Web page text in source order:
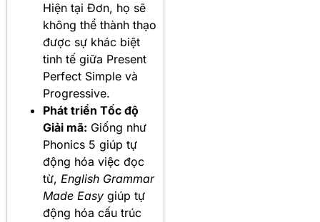
Hiện tại Đơn, họ sẽ
không thể thành thạo
được sự khác biệt
tinh tế giữa Present
Perfect Simple và
Progressive.
Phát triển Tốc độ
Giải mã: Giống như
Phonics 5 giúp tự
động hóa việc đọc
từ, English Grammar
Made Easy giúp tự
động hóa cấu trúc